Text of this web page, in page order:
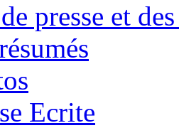
presse et
Ecrite